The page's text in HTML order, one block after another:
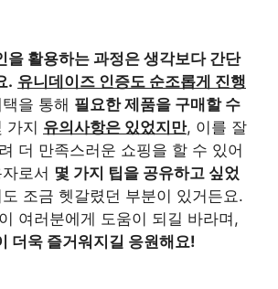
을 활용하는 과정은 생각보다 간단
. 유니데이즈 인증도 순조롭게 진행
을 통해 필요한 제품을 구매할 수
가지 유의사항은 있었지만, 이를 잘
더 만족스러운 쇼핑을 할 수 있어
로서 몇 가지 팁을 공유하고 싶었
조금 헷갈렸던 부분이 있거든요.
여러분에게 도움이 되길 바라며,
더욱 즐거워지길 응원해요!